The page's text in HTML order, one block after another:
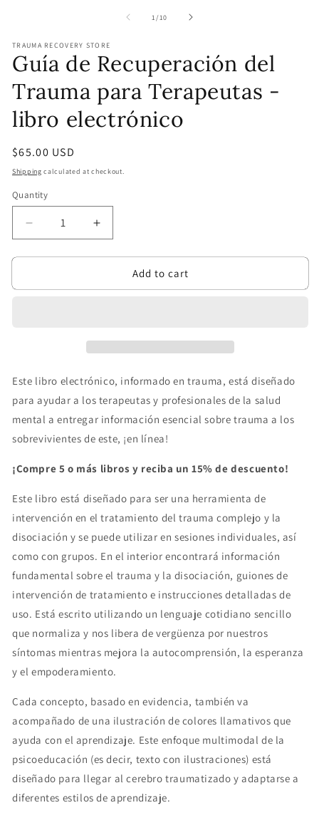
1/of
10
TRAUMA RECOVERY STORE
Guía de Recuperación del
Trauma para Terapeutas -
libro electrónico
Regular
price
$65.00 USD
Shipping calculated at checkout.
Quantity
Quantity
Decrease
quantity
for
de
-
electrónico
Increase
quantity
for
de
-
libro
electrónico
Add to cart
Este libro electrónico, informado en trauma, está diseñado
para ayudar a los terapeutas y profesionales de la salud
mental a entregar información esencial sobre trauma a los
sobrevivientes de este, ¡en línea!
¡Compre 5 o más libros y reciba un 15% de descuento!
Este libro está diseñado para ser una herramienta de
intervención en el tratamiento del trauma complejo y la
disociación y se puede utilizar en sesiones individuales, así
como con grupos. En el interior encontrará información
fundamental sobre el trauma y la disociación, guiones de
intervención de tratamiento e instrucciones detalladas de
uso. Está escrito utilizando un lenguaje cotidiano sencillo
que normaliza y nos libera de vergüenza por nuestros
síntomas mientras mejora la autocomprensión, la esperanza
y el empoderamiento.
Cada concepto, basado en evidencia, también va
acompañado de una ilustración de colores llamativos que
ayuda con el aprendizaje. Este enfoque multimodal de la
psicoeducación (es decir, texto con ilustraciones) está
diseñado para llegar al cerebro traumatizado y adaptarse a
diferentes estilos de aprendizaje.